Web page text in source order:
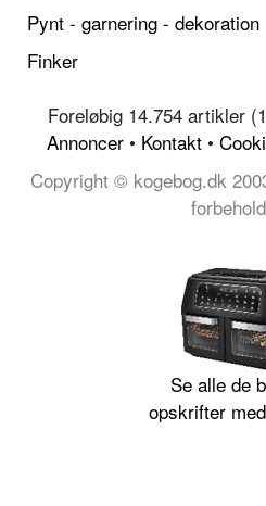
Pynt - garnering - dekoration
Finker
Foreløbig 14.754 artikler
Annoncer • Kontakt •
Copyright © kogebog.dk
Se alle de
opskrifter